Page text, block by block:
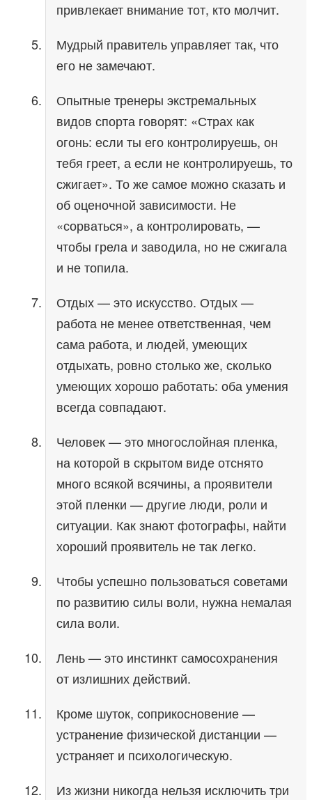
привлекает внимание тот, кто молчит.
Мудрый правитель управляет так, что
его не замечают.
Опытные тренеры экстремальных
видов спорта говорят: «Страх как
огонь: если ты его контролируешь, он
тебя греет, а если не контролируешь, то
сжигает». То же самое можно сказать и
об оценочной зависимости. Не
«сорваться», а контролировать, —
чтобы грела и заводила, но не сжигала
и не топила.
Отдых — это искусство. Отдых —
работа не менее ответственная, чем
сама работа, и людей, умеющих
отдыхать, ровно столько же, сколько
умеющих хорошо работать: оба умения
всегда совпадают.
Человек — это многослойная пленка,
на которой в скрытом виде отснято
много всякой всячины, а проявители
этой пленки — другие люди, роли и
ситуации. Как знают фотографы, найти
хороший проявитель не так легко.
Чтобы успешно пользоваться советами
по развитию силы воли, нужна немалая
сила воли.
Лень — это инстинкт самосохранения
от излишних действий.
Кроме шуток, соприкосновение —
устранение физической дистанции —
устраняет и психологическую.
Из жизни никогда нельзя исключить три